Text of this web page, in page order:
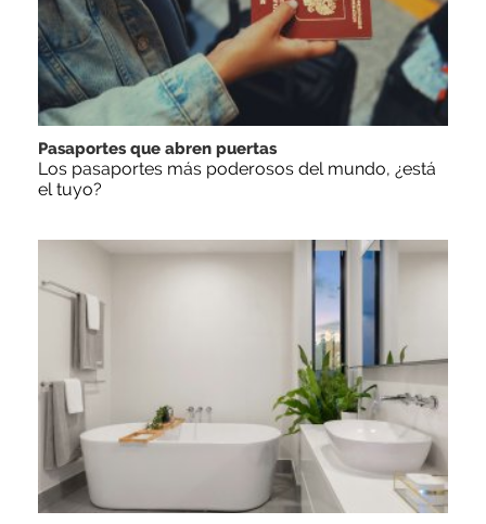
Pasaportes que abren puertas
Los pasaportes más poderosos del mundo, ¿está
el tuyo?